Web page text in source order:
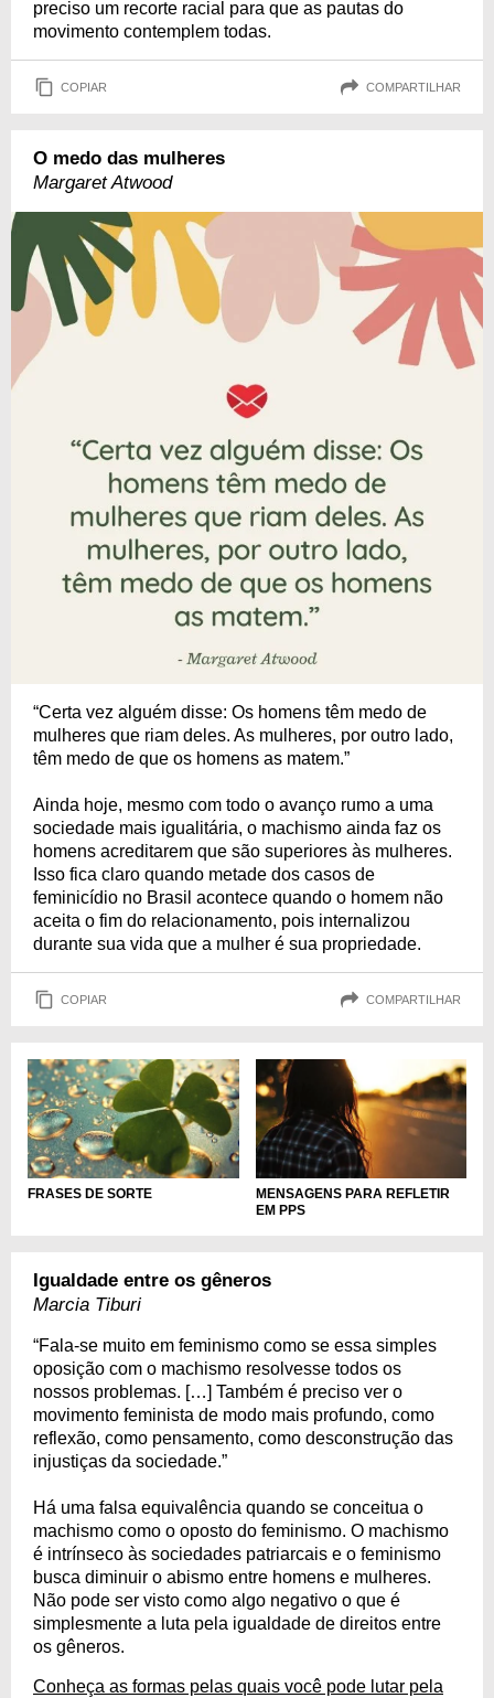
preciso um recorte racial para que as pautas do
movimento contemplem todas.
COPIAR COMPARTILHAR
O medo das mulheres
Margaret Atwood
“Certa vez alguém disse: Os homens têm medo de
mulheres que riam deles. As mulheres, por outro lado,
têm medo de que os homens as matem.”
Ainda hoje, mesmo com todo o avanço rumo a uma
sociedade mais igualitária, o machismo ainda faz os
homens acreditarem que são superiores às mulheres.
Isso fica claro quando metade dos casos de
feminicídio no Brasil acontece quando o homem não
aceita o fim do relacionamento, pois internalizou
durante sua vida que a mulher é sua propriedade.
COPIAR COMPARTILHAR
FRASES DE SORTE
MENSAGENS PARA REFLETIR
EM PPS
Igualdade entre os gêneros
Marcia Tiburi
“Fala-se muito em feminismo como se essa simples
oposição com o machismo resolvesse todos os
nossos problemas. […] Também é preciso ver o
movimento feminista de modo mais profundo, como
reflexão, como pensamento, como desconstrução das
injustiças da sociedade.”
Há uma falsa equivalência quando se conceitua o
machismo como o oposto do feminismo. O machismo
é intrínseco às sociedades patriarcais e o feminismo
busca diminuir o abismo entre homens e mulheres.
Não pode ser visto como algo negativo o que é
simplesmente a luta pela igualdade de direitos entre
os gêneros.
Conheça as formas pelas quais você pode lutar pela